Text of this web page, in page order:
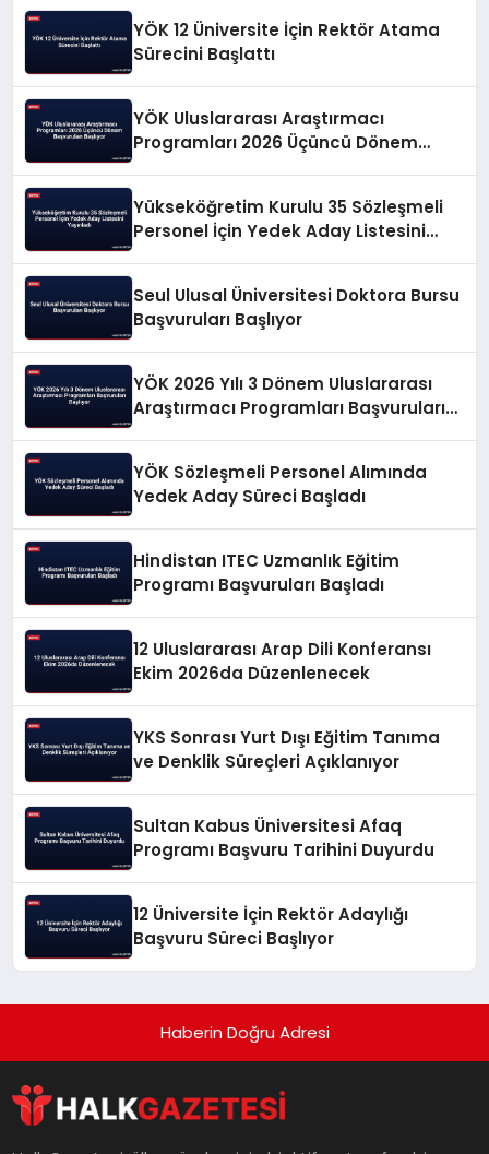
YÖK 12 Üniversite İçin Rektör Atama
Sürecini Başlattı
YÖK Uluslararası Araştırmacı
Programları 2026 Üçüncü Dönem
Yükseköğretim Kurulu 35 Sözleşmeli
Personel İçin Yedek Aday Listesini
Seul Ulusal Üniversitesi Doktora Bursu
Başvuruları Başlıyor
YÖK 2026 Yılı 3 Dönem Uluslararası
Araştırmacı Programları Başvuruları
YÖK Sözleşmeli Personel Alımında
Yedek Aday Süreci Başladı
Hindistan ITEC Uzmanlık Eğitim
Programı Başvuruları Başladı
12 Uluslararası Arap Dili Konferansı
Ekim 2026da Düzenlenecek
YKS Sonrası Yurt Dışı Eğitim Tanıma
ve Denklik Süreçleri Açıklanıyor
Sultan Kabus Üniversitesi Afaq
Programı Başvuru Tarihini Duyurdu
12 Üniversite İçin Rektör Adaylığı
Başvuru Süreci Başlıyor
Haberin Doğru Adresi